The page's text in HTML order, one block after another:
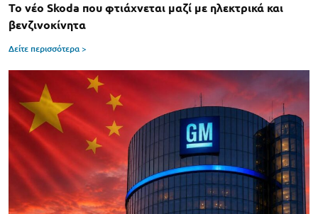
Το νέο Skoda που φτιάχνεται μαζί με ηλεκτρικά και
βενζινοκίνητα
Δείτε περισσότερα >